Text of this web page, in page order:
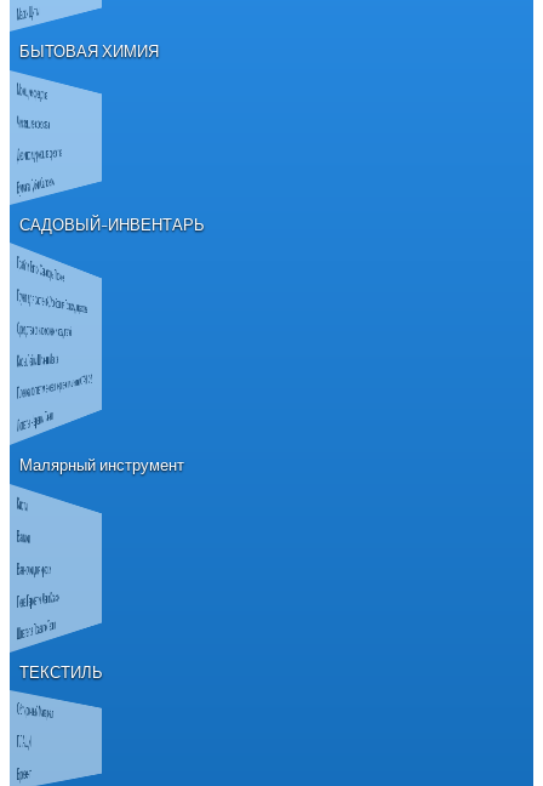
Маски Щитки
БЫТОВАЯ ХИМИЯ
Моющие средства
Чистящие средства
Дезинфицирующие средства
Бумага Губки Салфетки
САДОВЫЙ-ИНВЕНТАРЬ
Грабли Тяпки Секаторы Прочее
Грунт для растений, Удобрения, Горшки для рассады
Средства от насекомых и вредителей
Косы Лейки Шланги Леска
Пленка полиэтиленовая, Укрывной материал СПАНБОНД
Лопаты Черенки Тачки
Малярный инструмент
Кисти
Валики
Ванночки для краски
Пена Герметик Лаки Краски
Шпателя Правило Терки
ТЕКСТИЛЬ
Обтирочный Материал
ПЛАЩИ
Брезент